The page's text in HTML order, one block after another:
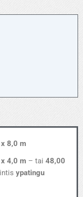
8,0 m
4,0 m – tai 48,00
ypatingu